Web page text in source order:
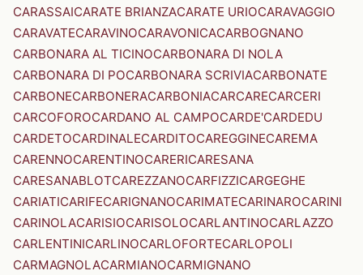
CARASSAICARATE BRIANZACARATE URIOCARAVAGGIO
CARAVATECARAVINOCARAVONICACARBOGNANO
CARBONARA AL TICINOCARBONARA DI NOLA
CARBONARA DI POCARBONARA SCRIVIACARBONATE
CARBONECARBONERACARBONIACARCARECARCERI
CARCOFOROCARDANO AL CAMPOCARDE'CARDEDU
CARDETOCARDINALECARDITOCAREGGINECAREMA
CARENNOCARENTINOCARERICARESANA
CARESANABLOTCAREZZANOCARFIZZICARGEGHE
CARIATICARIFECARIGNANOCARIMATECARINAROCARINI
CARINOLACARISIOCARISOLOCARLANTINOCARLAZZO
CARLENTINICARLINOCARLOFORTECARLOPOLI
CARMAGNOLACARMIANOCARMIGNANO